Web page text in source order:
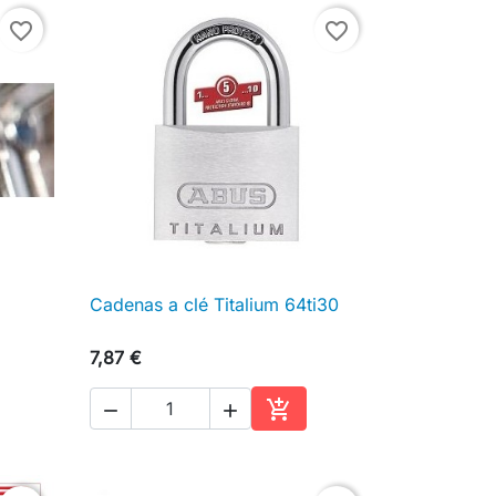
favorite_border favorite_border
 Aperçu rapide
Cadenas a clé Titalium 64ti30
7,87 €
  
Ajouter au panier